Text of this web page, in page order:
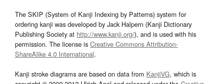
The SKIP (System of Kanji Indexing by Patterns) system for
ordering kanji was developed by Jack Halpern (Kanji Dictionary
Publishing Society at http://www.kanji.org/), and is used with his
permission. The license is Creative Commons Attribution-
ShareAlike 4.0 International.
Kanji stroke diagrams are based on data from KanjiVG, which is